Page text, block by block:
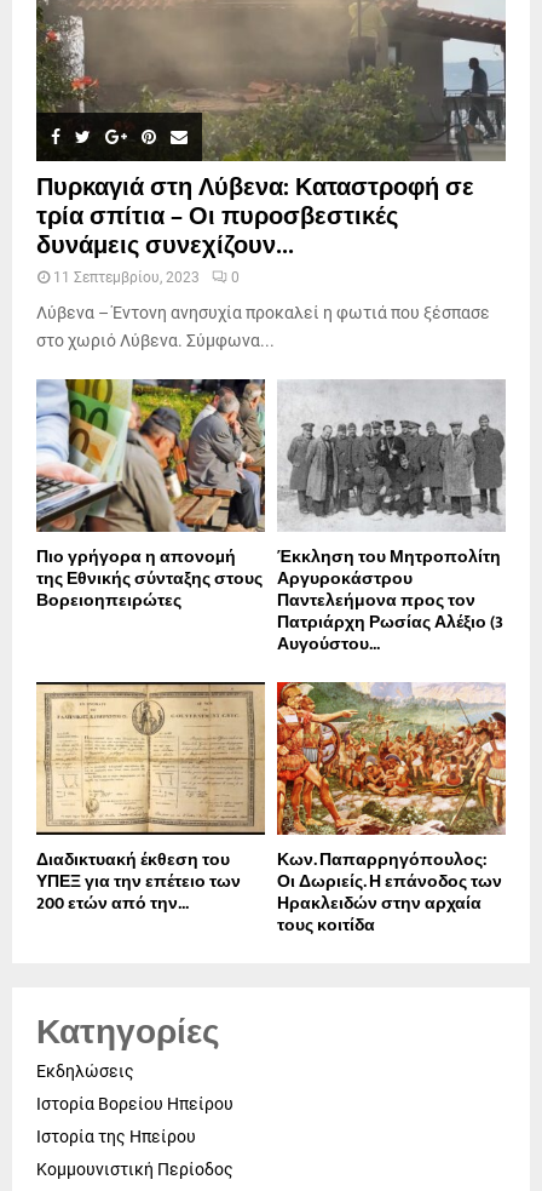
Πυρκαγιά στη Λύβενα: Καταστροφή σε
τρία σπίτια – Οι πυροσβεστικές
δυνάμεις συνεχίζουν...
11 Σεπτεμβρίου, 2023 0
Λύβενα – Έντονη ανησυχία προκαλεί η φωτιά που ξέσπασε
στο χωριό Λύβενα. Σύμφωνα...
Πιο γρήγορα η απονοµή
της Εθνικής σύνταξης στους
Βορειοηπειρώτες
Έκκληση του Μητροπολίτη
Αργυροκάστρου
Παντελεήμονα προς τον
Πατριάρχη Ρωσίας Αλέξιο (3
Αυγούστου...
Διαδικτυακή έκθεση του
ΥΠΕΞ για την επέτειο των
200 ετών από την...
Κων. Παπαρρηγόπουλος:
Οι Δωριείς. Η επάνοδος των
Ηρακλειδών στην αρχαία
τους κοιτίδα
Κατηγορίες
Εκδηλώσεις
Ιστορία Βορείου Ηπείρου
Ιστορία της Ηπείρου
Κομμουνιστική Περίοδος